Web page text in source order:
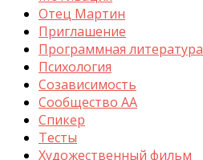
Отец Мартин
Приглашение
Программная литература
Психология
Созависимость
Сообщество АА
Спикер
Тесты
Художественный фильм